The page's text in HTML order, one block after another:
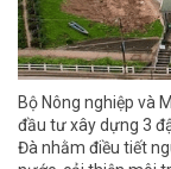
Bộ Nông nghiệp và
đầu tư xây dựng 3
Đà nhằm điều tiết